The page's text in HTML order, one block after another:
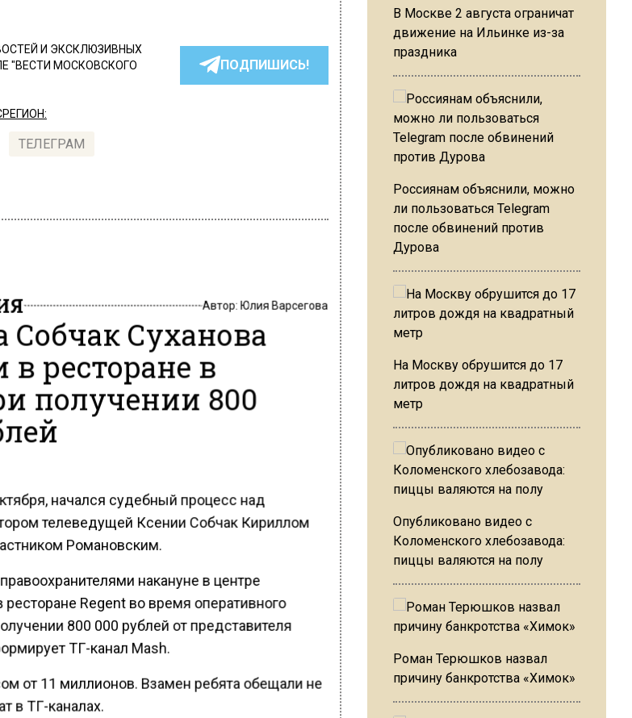
И ЭКСКЛЮЗИВНЫХ
"ВЕСТИ МОСКОВСКОГО
ПОДПИШИСЬ!
ТЕЛЕГРАМ
Автор: Юлия Варсегова
Собчак Суханова
в ресторане в
получении 800
начался судебный процесс над
телеведущей Ксении Собчак Кириллом
Романовским.
накануне в центре
Regent во время оперативного
800 000 рублей от представителя
ТГ-канал Mash.
от 11 миллионов. Взамен ребята обещали не
в ТГ-каналах.
В Москве 2 августа ограничат
движение на Ильинке из-за
праздника
Россиянам объяснили, можно
ли пользоваться Telegram
после обвинений против
Дурова
На Москву обрушится до 17
литров дождя на квадратный
метр
Опубликовано видео с
Коломенского хлебозавода:
пиццы валяются на полу
Роман Терюшков назвал
причину банкротства «Химок»